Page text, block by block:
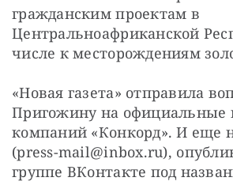
гражданским проектам в
Центральноафриканской
числе к месторождениям
«Новая газета» отправила
Пригожину на официальные
компаний «Конкорд». И еще
(press-mail@inbox.ru),
группе ВКонтакте под